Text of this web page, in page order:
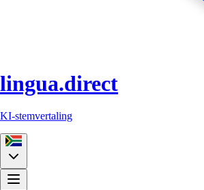
lingua.direct
KI-stemvertaling